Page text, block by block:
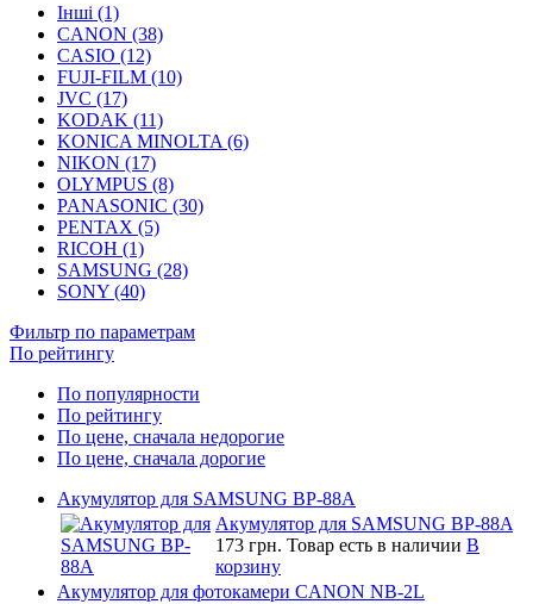
Інші (1)
CANON (38)
CASIO (12)
FUJI-FILM (10)
JVC (17)
KODAK (11)
KONICA MINOLTA (6)
NIKON (17)
OLYMPUS (8)
PANASONIC (30)
PENTAX (5)
RICOH (1)
SAMSUNG (28)
SONY (40)
Фильтр по параметрам
По рейтингу
По популярности
По рейтингу
По цене, сначала недорогие
По цене, сначала дорогие
Акумулятор для SAMSUNG BP-88A
Акумулятор для SAMSUNG BP-88A
173 грн. Товар есть в наличии В
корзину
Акумулятор для фотокамери CANON NB-2L